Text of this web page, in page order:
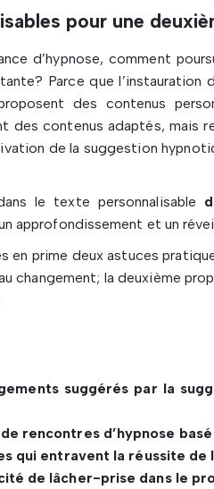
pour une
d’hypnose, comment
Parce que l’instauration
des contenus
contenus adaptés, mais
de la suggestion
le texte personnalisable
approfondissement et un
en prime deux astuces
changement; la deuxième
suggérés par la
rencontres d’hypnose
qui entravent la réussite de
de lâcher-prise dans le